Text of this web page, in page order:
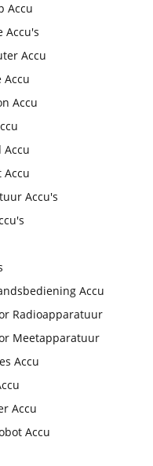
Accu
Accu's
Accu
Accu
Accu
Accu
Accu
Accu's
Accu
Radioapparatuur
Meetapparatuur
Accu
Accu
Accu